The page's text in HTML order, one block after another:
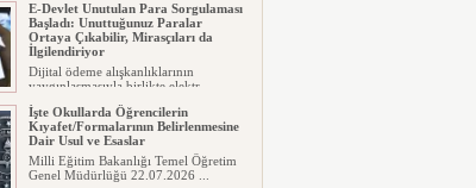
E-Devlet Unutulan Para Sorgulaması
Başladı: Unuttuğunuz Paralar
Ortaya Çıkabilir, Mirasçıları da
İlgilendiriyor
Dijital ödeme alışkanlıklarının
yaygınlaşmasıyla birlikte elektr...
İşte Okullarda Öğrencilerin
Kıyafet/Formalarının Belirlenmesine
Dair Usul ve Esaslar
Milli Eğitim Bakanlığı Temel Öğretim
Genel Müdürlüğü 22.07.2026 ...